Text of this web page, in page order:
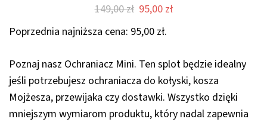
149,00zł Pierwotna
cena
wynosiła:
149,00 zł.
95,00 złAktualna
95,00 zł.
Poprzednia najniższa cena: 95,00 zł.
Poznaj nasz Ochraniacz Mini. Ten splot będzie idealny
jeśli potrzebujesz ochraniacza do kołyski, kosza
Mojżesza, przewijaka czy dostawki. Wszystko dzięki
mniejszym wymiarom produktu, który nadal zapewnia